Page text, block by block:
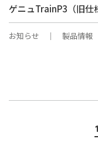
ゲニュTrainP3（旧仕
お知らせ 製品情報
1